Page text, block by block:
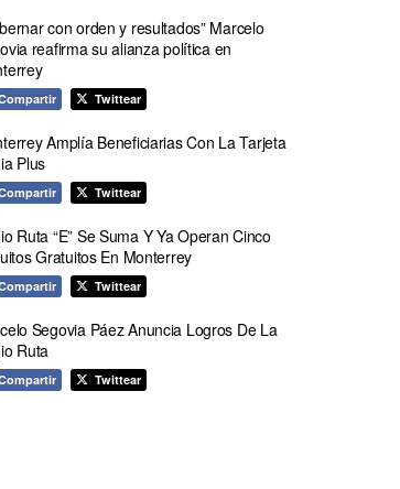
con orden y resultados” Marcelo
reafirma su alianza política en
Twittear
Amplía Beneficiarias Con La Tarjeta
Plus
Twittear
Ruta “E” Se Suma Y Ya Operan Cinco
Gratuitos En Monterrey
Twittear
Segovia Páez Anuncia Logros De La
Ruta
Twittear